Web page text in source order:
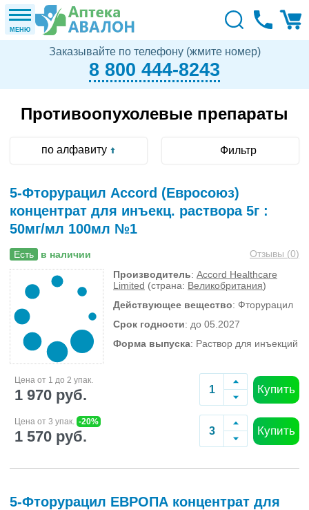
МЕНЮ
Заказывайте по телефону (жмите номер)
8 800 444-8243
Противоопухолевые препараты
по алфавиту Фильтр
5-Фторурацил Accord (Евросоюз)
концентрат для инъекц. раствора 5г :
50мг/мл 100мл №1
Есть в наличии Отзывы (0)
Производитель: Accord Healthcare
Limited (страна: Великобритания)
Действующее вещество: Фторурацил
Срок годности: до 05.2027
Форма выпуска: Раствор для инъекций
Цена от 1 до 2 упак.
1 970 руб. Купить
Цена от 3 упак. -20%
1 570 руб. Купить
5-Фторурацил ЕВРОПА концентрат для